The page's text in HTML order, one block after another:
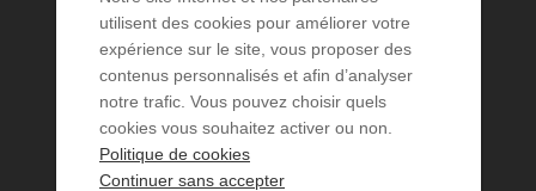
utilisent des cookies pour améliorer votre
expérience sur le site, vous proposer des
contenus personnalisés et afin d’analyser
notre trafic. Vous pouvez choisir quels
cookies vous souhaitez activer ou non.
Politique de cookies
Continuer sans accepter